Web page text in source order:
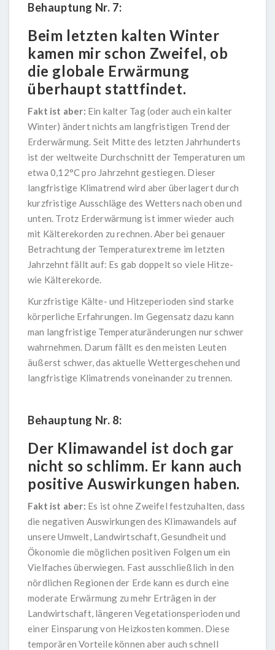
Behauptung Nr. 7:
Beim letzten kalten Winter
kamen mir schon Zweifel, ob
die globale Erwärmung
überhaupt stattfindet.
Fakt ist aber: Ein kalter Tag (oder auch ein kalter
Winter) ändert nichts am langfristigen Trend der
Erderwärmung. Seit Mitte des letzten Jahrhunderts
ist der weltweite Durchschnitt der Temperaturen um
etwa 0,12°C pro Jahrzehnt gestiegen. Dieser
langfristige Klimatrend wird aber überlagert durch
kurzfristige Ausschläge des Wetters nach oben und
unten. Trotz Erderwärmung ist immer wieder auch
mit Kälterekorden zu rechnen. Aber bei genauer
Betrachtung der Temperaturextreme im letzten
Jahrzehnt fällt auf: Es gab doppelt so viele Hitze-
wie Kälterekorde.
Kurzfristige Kälte- und Hitzeperioden sind starke
körperliche Erfahrungen. Im Gegensatz dazu kann
man langfristige Temperaturänderungen nur schwer
wahrnehmen. Darum fällt es den meisten Leuten
äußerst schwer, das aktuelle Wettergeschehen und
langfristige Klimatrends voneinander zu trennen.
Behauptung Nr. 8:
Der Klimawandel ist doch gar
nicht so schlimm. Er kann auch
positive Auswirkungen haben.
Fakt ist aber: Es ist ohne Zweifel festzuhalten, dass
die negativen Auswirkungen des Klimawandels auf
unsere Umwelt, Landwirtschaft, Gesundheit und
Ökonomie die möglichen positiven Folgen um ein
Vielfaches überwiegen. Fast ausschließlich in den
nördlichen Regionen der Erde kann es durch eine
moderate Erwärmung zu mehr Erträgen in der
Landwirtschaft, längeren Vegetationsperioden und
einer Einsparung von Heizkosten kommen. Diese
temporären Vorteile können aber auch schnell